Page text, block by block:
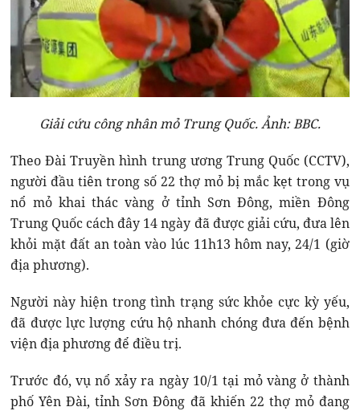
Giải cứu công nhân mỏ Trung Quốc. Ảnh: BBC.
Theo Đài Truyền hình trung ương Trung Quốc (CCTV),
người đầu tiên trong số 22 thợ mỏ bị mắc kẹt trong vụ
nổ mỏ khai thác vàng ở tỉnh Sơn Đông, miền Đông
Trung Quốc cách đây 14 ngày đã được giải cứu, đưa lên
khỏi mặt đất an toàn vào lúc 11h13 hôm nay, 24/1 (giờ
địa phương).
Người này hiện trong tình trạng sức khỏe cực kỳ yếu,
đã được lực lượng cứu hộ nhanh chóng đưa đến bệnh
viện địa phương để điều trị.
Trước đó, vụ nổ xảy ra ngày 10/1 tại mỏ vàng ở thành
phố Yên Đài, tỉnh Sơn Đông đã khiến 22 thợ mỏ đang